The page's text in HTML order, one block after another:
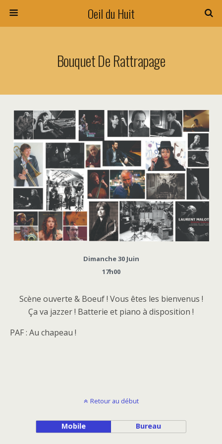
Oeil du Huit
Bouquet De Rattrapage
Dimanche 30 Juin
17h00
Scène ouverte & Boeuf ! Vous êtes les bienvenus !
Ça va jazzer ! Batterie et piano à disposition !
PAF : Au chapeau !
Retour au début
Mobile Bureau